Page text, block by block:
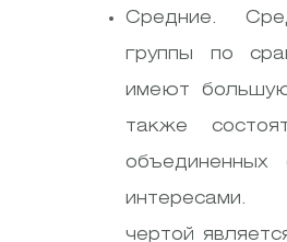
Средние.
группы по
имеют
также
интересами.
чертой